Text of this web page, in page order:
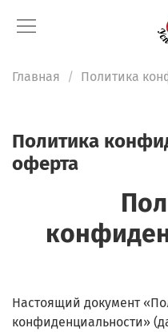
Главная Политика
Политика
оферта
Настоящий документ
конфиденциальности»